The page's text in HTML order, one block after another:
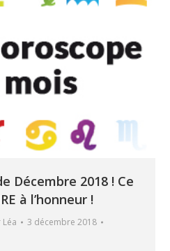
Décembre 2018 ! Ce
à l’honneur !
Léa
3 décembre 2018